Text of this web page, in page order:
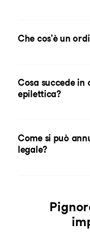
Che cos'è un
Cosa succede in
epilettica?
Come si può
legale?